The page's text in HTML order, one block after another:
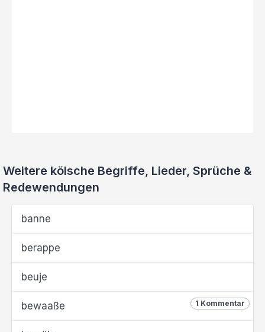
Weitere kölsche Begriffe, Lieder, Sprüche &
Redewendungen
banne
berappe
beuje
1 Kommentar
bewaaße